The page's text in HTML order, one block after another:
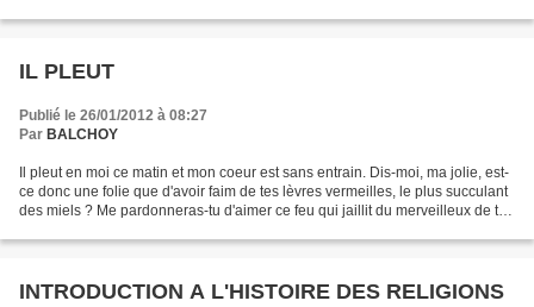
IL PLEUT
Publié le 26/01/2012 à 08:27
Par BALCHOY
Il pleut en moi ce matin et mon coeur est sans entrain. Dis-moi, ma jolie, est-
ce donc une folie que d'avoir faim de tes lèvres vermeilles, le plus succulant
des miels ? Me pardonneras-tu d'aimer ce feu qui jaillit du merveilleux de tes
INTRODUCTION A L'HISTOIRE DES RELIGIONS